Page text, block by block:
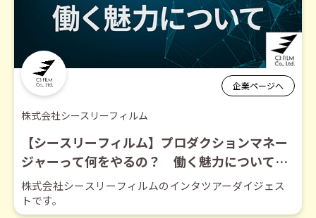
企業ページへ
株式会社シースリーフィルム
【シースリーフィルム】プロダクションマネー
ジャーって何をやるの？ 働く魅力について
【ダイジェスト】
株式会社シースリーフィルムのインタツアーダイジェス
トです。